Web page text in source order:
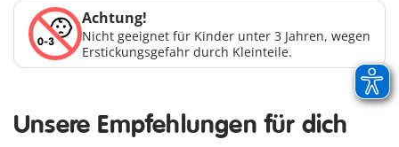
Achtung!
Nicht geeignet für Kinder unter 3 Jahren, wegen
Erstickungsgefahr durch Kleinteile.
Unsere Empfehlungen für dich